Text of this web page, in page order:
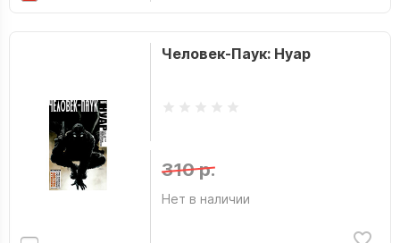
Человек-Паук: Нуар
310 р.
Нет в наличии